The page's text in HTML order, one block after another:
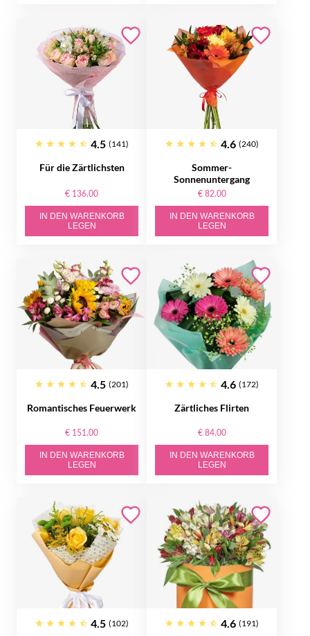
4.5 (141)
Für die Zärtlichsten
€ 136.00
IN DEN WARENKORB
LEGEN
4.6 (240)
Sommer-
Sonnenuntergang
€ 82.00
IN DEN WARENKORB
LEGEN
4.5 (201)
Romantisches Feuerwerk
€ 151.00
IN DEN WARENKORB
LEGEN
4.6 (172)
Zärtliches Flirten
€ 84.00
IN DEN WARENKORB
LEGEN
4.5 (102) 4.6 (191)